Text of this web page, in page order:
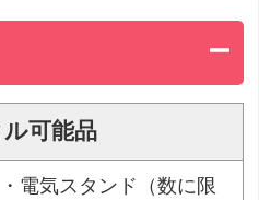
可能品
電気スタンド（数に限